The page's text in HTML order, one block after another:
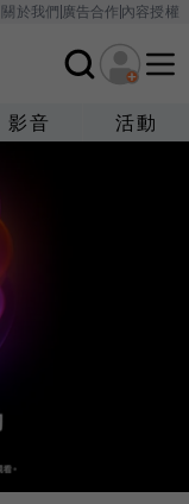
關於我們廣告合作內容授權
影音 活動